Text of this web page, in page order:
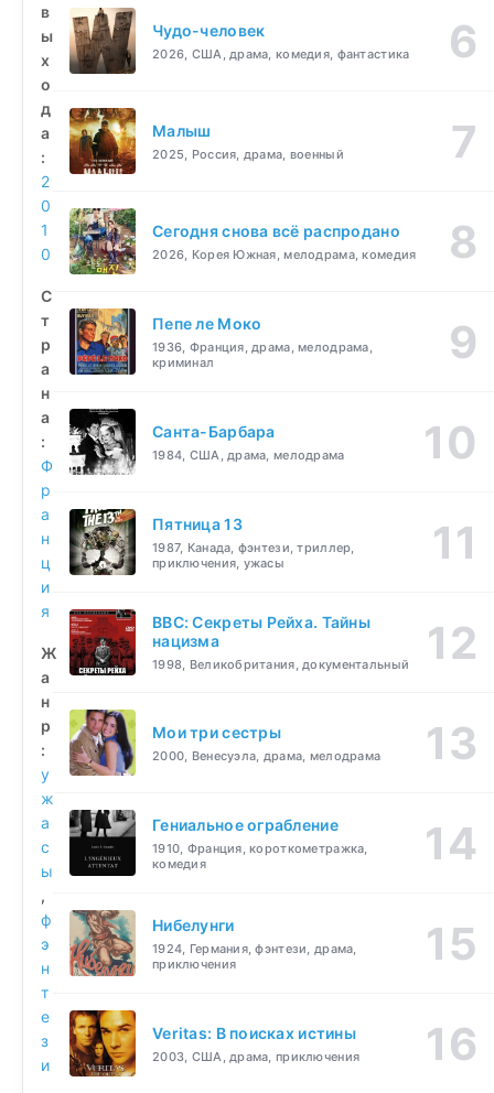
в
ы
х
о
д
а
:
2
0
1
0
С
т
р
а
н
а
:
Ф
р
а
н
ц
и
я
Ж
а
н
р
:
у
ж
а
с
ы
,
ф
э
н
т
е
з
и
,
Чудо-человек
2026, США, драма, комедия, фантастика
Малыш
2025, Россия, драма, военный
Сегодня снова всё распродано
2026, Корея Южная, мелодрама, комедия
Пепе ле Моко
1936, Франция, драма, мелодрама,
криминал
Санта-Барбара
1984, США, драма, мелодрама
Пятница 13
1987, Канада, фэнтези, триллер,
приключения, ужасы
BBC: Секреты Рейха. Тайны
нацизма
1998, Великобритания, документальный
Мои три сестры
2000, Венесуэла, драма, мелодрама
Гениальное ограбление
1910, Франция, короткометражка,
комедия
Нибелунги
1924, Германия, фэнтези, драма,
приключения
Veritas: В поисках истины
2003, США, драма, приключения